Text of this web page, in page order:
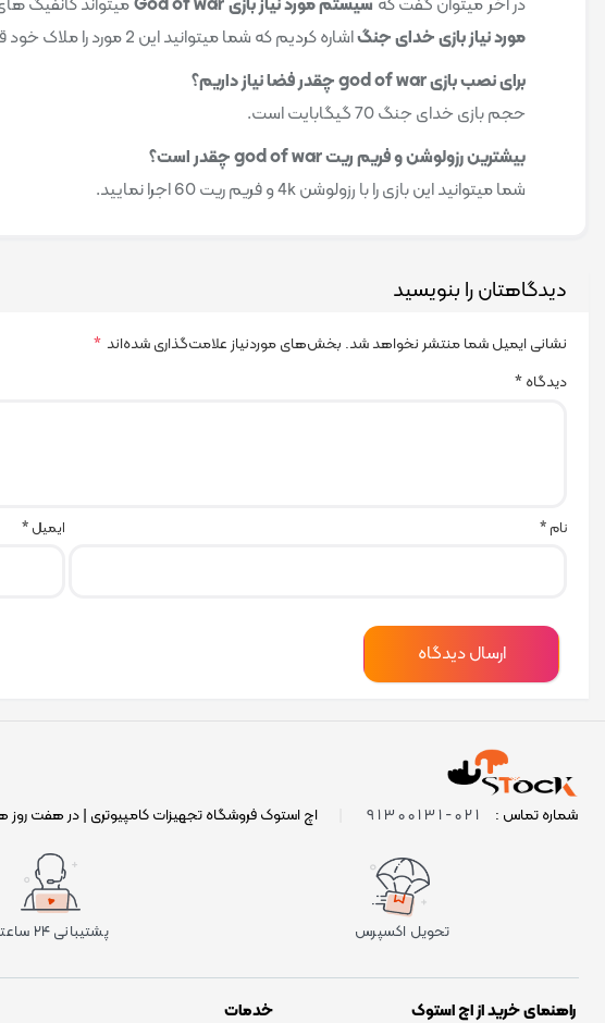
در آخر میتوان گفت که سیستم مورد نیاز بازی God of war میتواند کانفیگ
مورد نیاز بازی خدای جنگاشاره کردیم که شما میتوانید این 2 مورد را ملاک خود قرار دهید.
برای نصب بازی god of war چقدر فضا نیاز داریم؟
حجم بازی خدای جنگ 70 گیگابایت است.
بیشترین رزولوشن و فریم ریت god of war چقدر است؟
شما میتوانید این بازی را با رزولوشن 4k و فریم ریت 60 اجرا نمایید.
دیدگاهتان را بنویسید
نشانی ایمیل شما منتشر نخواهد شد. بخش‌های موردنیاز علامت‌گذاری شده‌اند *
دیدگاه*
نام * ایمیل*
شماره تماس : 021-91300131 اچ استوک فروشگاه تجهیزات کامپیوتری | در هفت
تحویل اکسپرس پشتیبانی ۲۴ ساعته
راهنمای خرید از اچ استوک خدمات